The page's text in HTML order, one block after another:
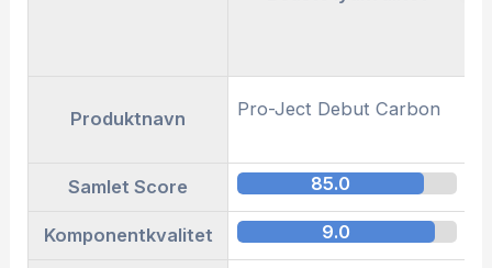
Produktnavn Pro-Ject Debut Carbon
Samlet Score 85.0
Komponentkvalitet 9.0